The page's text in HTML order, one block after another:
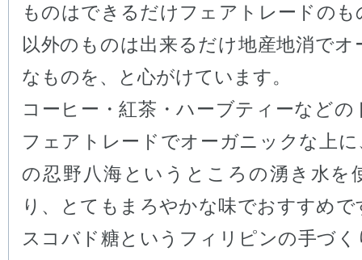
ものはできるだけフェアトレードのも
以外のものは出来るだけ地産地消でオ
なものを、と心がけています。
コーヒー・紅茶・ハーブティーなどの
フェアトレードでオーガニックな上に
の忍野八海というところの湧き水を
り、とてもまろやかな味でおすすめで
スコバド糖というフィリピンの手づく